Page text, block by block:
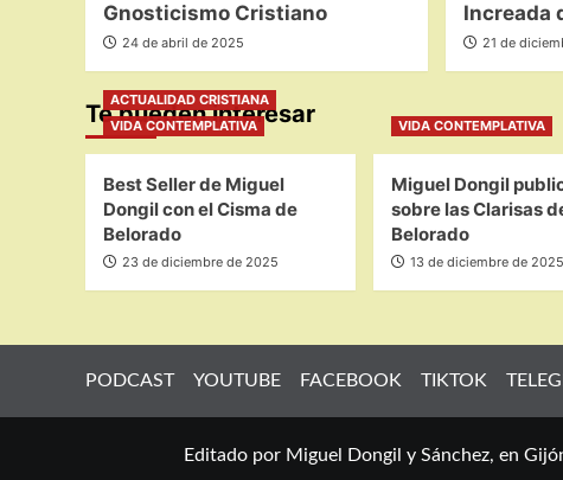
Gnosticismo Cristiano
24 de abril de 2025
Increada
21 de
Te pueden interesar
ACTUALIDAD CRISTIANA
VIDA CONTEMPLATIVA
Best Seller de Miguel
Dongil con el Cisma de
Belorado
23 de diciembre de 2025
VIDA CONTEMPLATIVA
Miguel Dongil
sobre las Clarisas
Belorado
13 de diciembre de 2025
PODCAST YOUTUBE FACEBOOK TIKTOK
Editado por Miguel Dongil y Sánchez, en